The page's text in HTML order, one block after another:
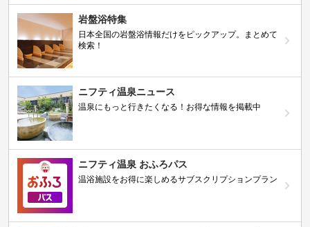
岩盤浴特集
日本全国の岩盤浴情報だけをピックアップ。まとめて
検索！
ニフティ温泉ニュース
温泉にもっと行きたくなる！お得な情報を掲載中
ニフティ温泉 おふろパス
温浴施設をお得に楽しめるサブスクリプションプラン